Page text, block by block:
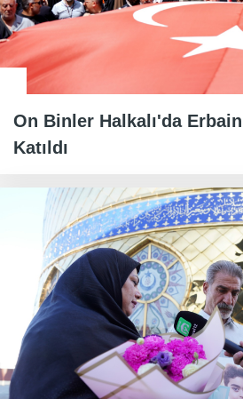
On Binler Halkalı'da
Katıldı